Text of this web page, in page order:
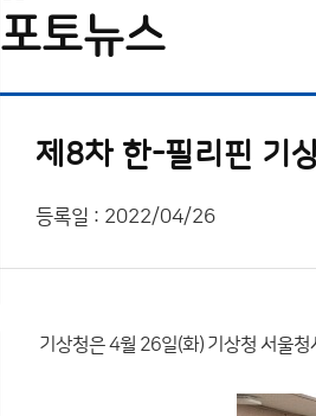
포토뉴스
제8차 한-필리핀 기
등록일 : 2022/04/26
기상청은 4월 26일(화) 기상청 서울